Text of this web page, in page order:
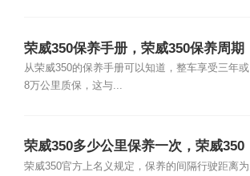
荣威350保养手册，荣威350保养周期
费用表
从荣威350的保养手册可以知道，整车享受三年或
8万公里质保，这与...
荣威350多少公里保养一次，荣威350
保养一次多少钱
荣威350官方上名义规定，保养的间隔行驶距离为